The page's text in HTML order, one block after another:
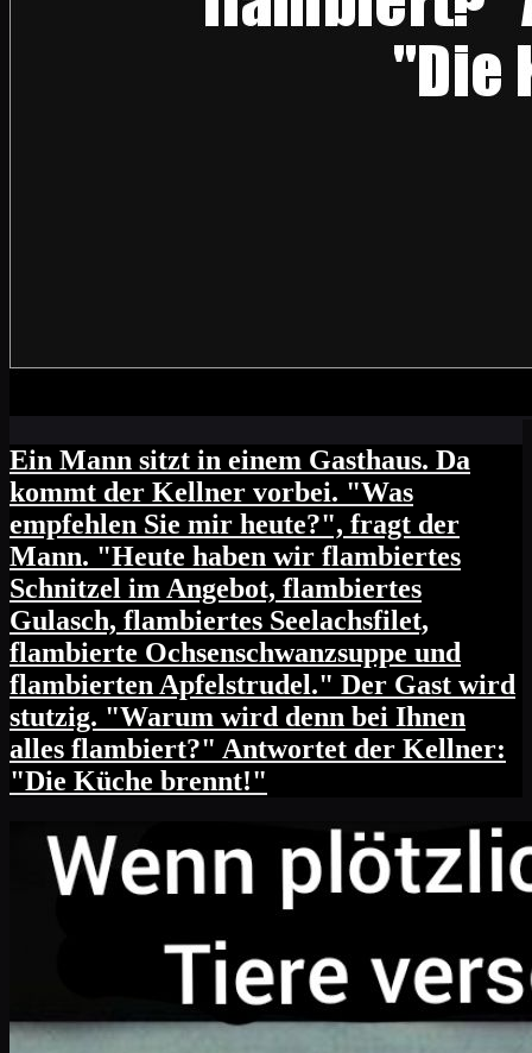
Ein Mann sitzt in einem Gasthaus. Da
kommt der Kellner vorbei. "Was
empfehlen Sie mir heute?", fragt der
Mann. "Heute haben wir flambiertes
Schnitzel im Angebot, flambiertes
Gulasch, flambiertes Seelachsfilet,
flambierte Ochsenschwanzsuppe und
flambierten Apfelstrudel." Der Gast wird
stutzig. "Warum wird denn bei Ihnen
alles flambiert?" Antwortet der Kellner:
"Die Küche brennt!"